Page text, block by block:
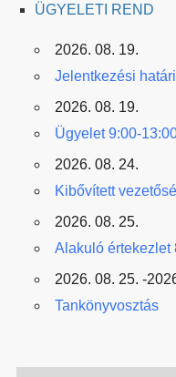
ÜGYELETI REND
2026. 08. 19.
Jelentkezési
2026. 08. 19.
Ügyelet 9:00-
2026. 08. 24.
Kibővített
2026. 08. 25.
Alakuló értekezlet
2026. 08. 25. -
Tankönyvosztás